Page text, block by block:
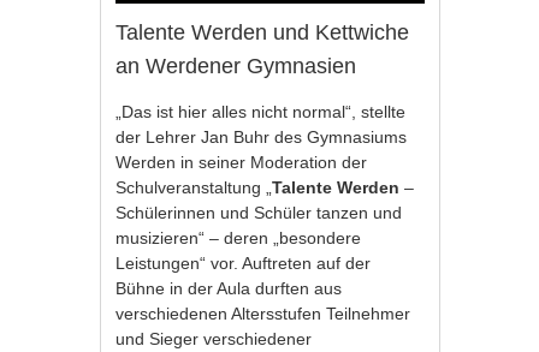
Talente Werden und Kettwiche
an Werdener Gymnasien
„Das ist hier alles nicht normal“, stellte
der Lehrer Jan Buhr des Gymnasiums
Werden in seiner Moderation der
Schulveranstaltung „Talente Werden –
Schülerinnen und Schüler tanzen und
musizieren“ – deren „besondere
Leistungen“ vor. Auftreten auf der
Bühne in der Aula durften aus
verschiedenen Altersstufen Teilnehmer
und Sieger verschiedener